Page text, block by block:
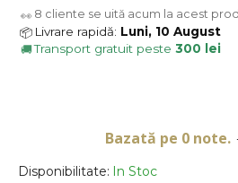
Disponibilitate: In Stoc
Bazată pe 0 note.
👀 8 cliente se uită acum la acest
📦 Livrare rapidă: Luni, 10 August
🚚Transport gratuit peste 300 lei